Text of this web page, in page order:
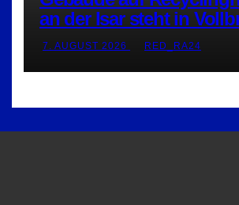
an der Isar steht in
7. AUGUST 2026 RED_RA24